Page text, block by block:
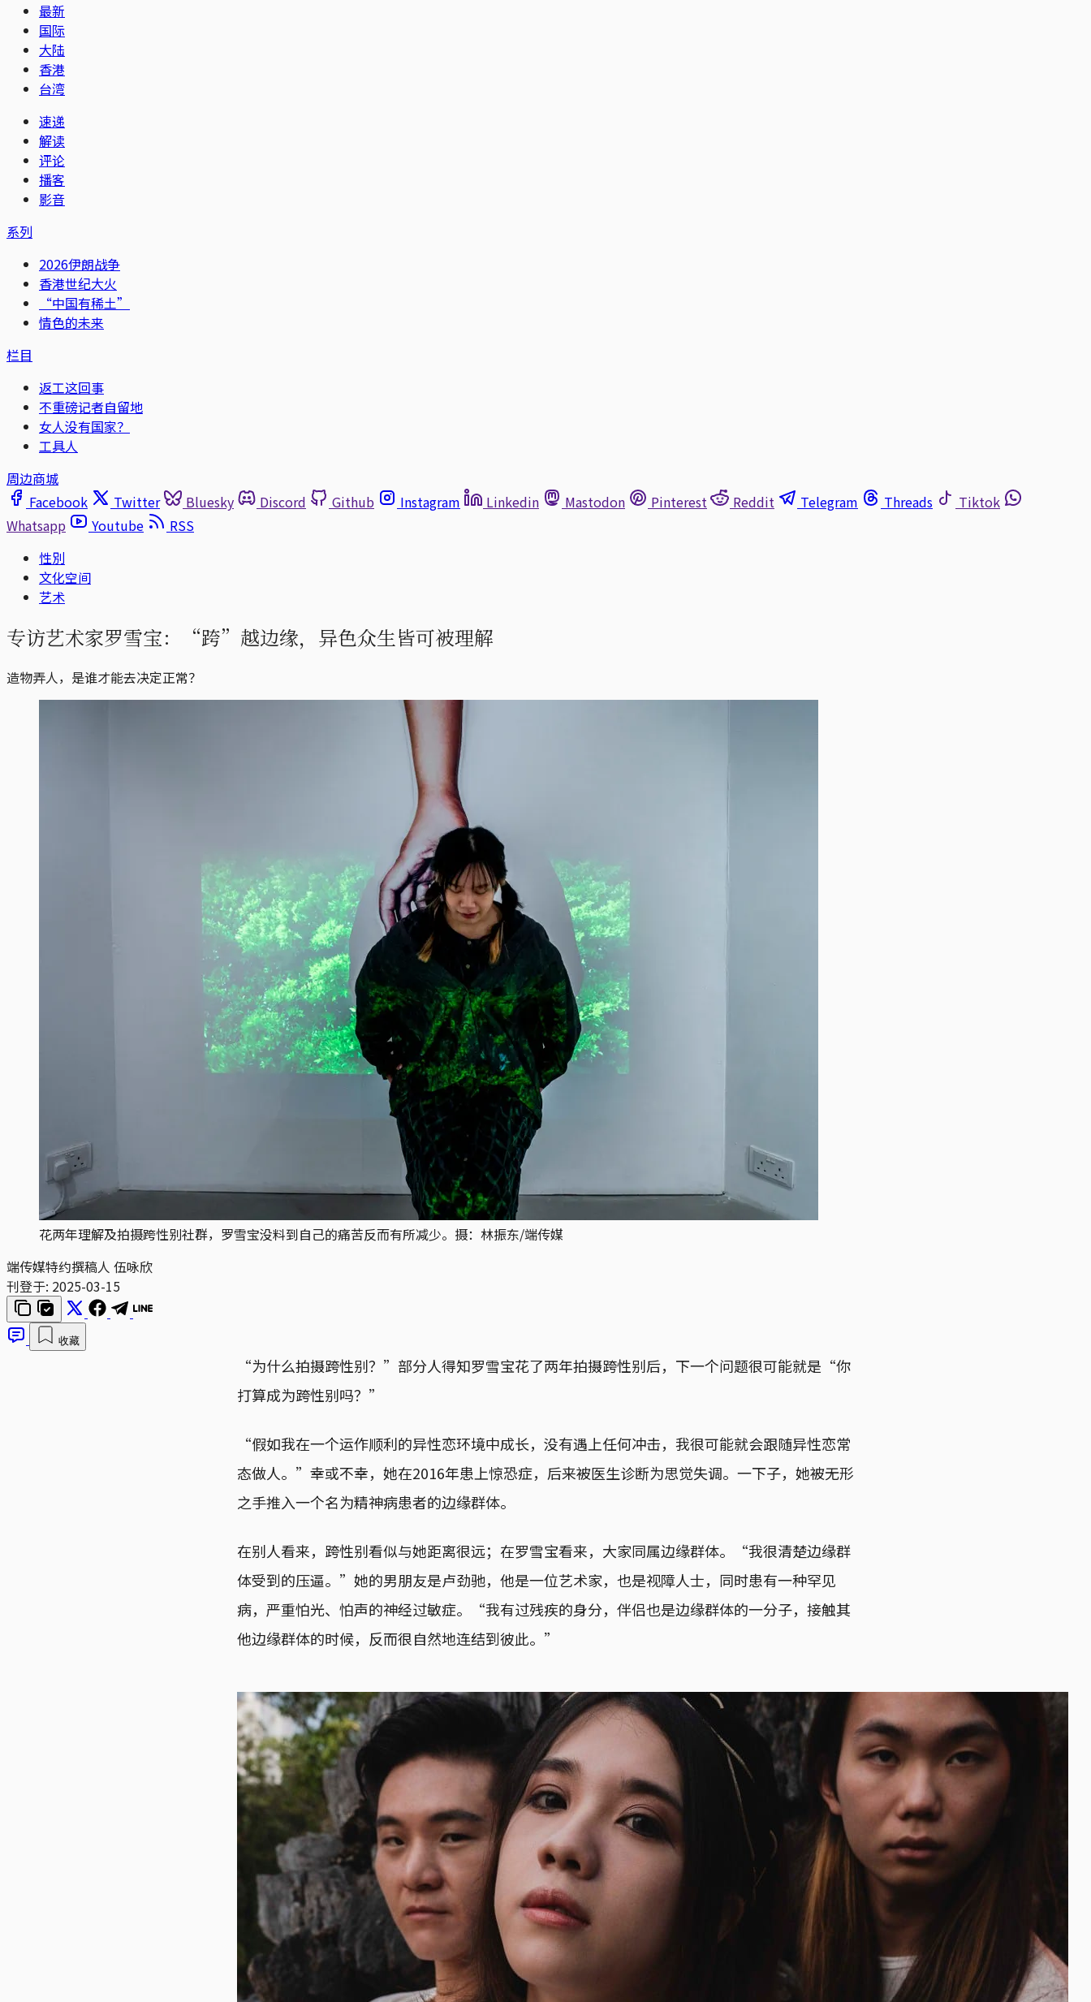
最新
国际
大陆
香港
台湾
速递
解读
评论
播客
影音
系列
2026伊朗战争
香港世纪大火
“中国有稀土”
情色的未来
栏目
返工这回事
不重磅记者自留地
女人没有国家？
工具人
周边商城
Facebook
Twitter Bluesky Discord Github Instagram Linkedin Mastodon Pinterest Reddit Telegram Threads
Tiktok
Whatsapp
Youtube
RSS
性別
文化空间
艺术
专访艺术家罗雪宝：“跨”越边缘，异色众生皆可被理解
造物弄人，是谁才能去决定正常？
花两年理解及拍摄跨性别社群，罗雪宝没料到自己的痛苦反而有所减少。摄：林振东/端传媒
端传媒特约撰稿人 伍咏欣
刊登于: 2025-03-15
收藏
“为什么拍摄跨性别？”部分人得知罗雪宝花了两年拍摄跨性别后，下一个问题很可能就是“你
打算成为跨性别吗？”
“假如我在一个运作顺利的异性恋环境中成长，没有遇上任何冲击，我很可能就会跟随异性恋常
态做人。”幸或不幸，她在2016年患上惊恐症，后来被医生诊断为思觉失调。一下子，她被无形
之手推入一个名为精神病患者的边缘群体。
在别人看来，跨性别看似与她距离很远；在罗雪宝看来，大家同属边缘群体。“我很清楚边缘群
体受到的压逼。”她的男朋友是卢劲驰，他是一位艺术家，也是视障人士，同时患有一种罕见
病，严重怕光、怕声的神经过敏症。“我有过残疾的身分，伴侣也是边缘群体的一分子，接触其
他边缘群体的时候，反而很自然地连结到彼此。”